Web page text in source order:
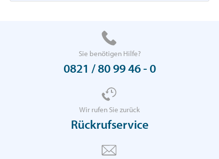
Sie benötigen Hilfe?
0821 / 80 99 46 - 0
Wir rufen Sie zurück
Rückrufservice